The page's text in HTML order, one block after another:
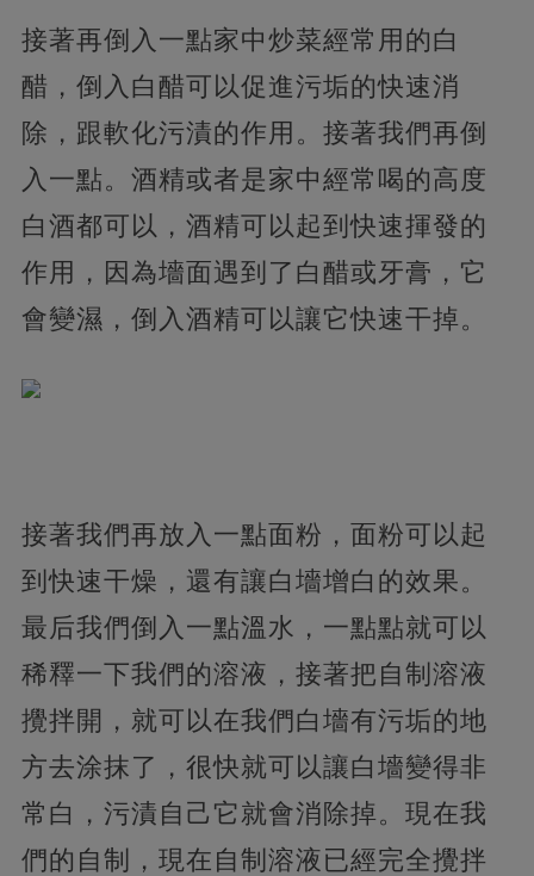
接著再倒入一點家中炒菜經常用的白
醋，倒入白醋可以促進污垢的快速消
除，跟軟化污漬的作用。接著我們再倒
入一點。酒精或者是家中經常喝的高度
白酒都可以，酒精可以起到快速揮發的
作用，因為墻面遇到了白醋或牙膏，它
會變濕，倒入酒精可以讓它快速干掉。
接著我們再放入一點面粉，面粉可以起
到快速干燥，還有讓白墻增白的效果。
最后我們倒入一點溫水，一點點就可以
稀釋一下我們的溶液，接著把自制溶液
攪拌開，就可以在我們白墻有污垢的地
方去涂抹了，很快就可以讓白墻變得非
常白，污漬自己它就會消除掉。現在我
們的自制，現在自制溶液已經完全攪拌